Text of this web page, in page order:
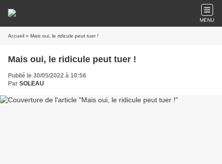
MENU
Accueil » Mais oui, le ridicule peut tuer !
Mais oui, le ridicule peut tuer !
Publié le 30/05/2022 à 10:56
Par SOLEAU